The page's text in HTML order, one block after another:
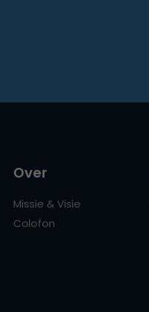
Over
Missie & Visie
Colofon